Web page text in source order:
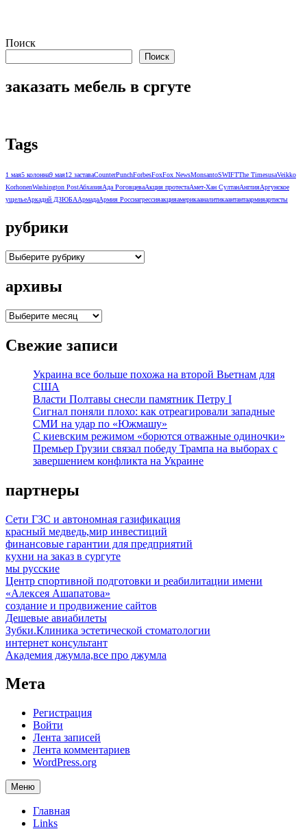
Поиск
Поиск
заказать мебель в сргуте
Tags
1 мая5 колонна9 мая12 заставаCounterPunchForbesFoxFox NewsMonsantoSWIFTThe TimesusaVeikko
KorhonenWashington PostАбхазияАда РоговцеваАкция протестаАмет-Хан СултанАнглияАргунское
ущельеАркадий ДЗЮБААрмадаАрмия Россиагрессияакцияамерикааналитикаантантаармияартисты
рубрики
рубрики
архивы
архивы
Свежие записи
Украина все больше похожа на второй Вьетнам для
США
Власти Полтавы снесли памятник Петру I
Сигнал поняли плохо: как отреагировали западные
СМИ на удар по «Южмашу»
С киевским режимом «борются отважные одиночки»
Премьер Грузии связал победу Трампа на выборах с
завершением конфликта на Украине
партнеры
Сети ГЗС и автономная газификация
красный медведь,мир инвестиций
финансовые гарантии для предприятий
кухни на заказ в сургуте
мы русские
Центр спортивной подготовки и реабилитации имени
«Алексея Ашапатова»
создание и продвижение сайтов
Дешевые авиабилеты
Зубки.Клиника эстетической стоматологии
интернет консультант
Академия джумла,все про джумла
Мета
Регистрация
Войти
Лента записей
Лента комментариев
WordPress.org
Меню
Главная
Links